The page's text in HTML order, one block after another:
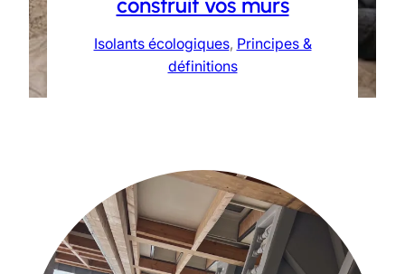
Isolants écologiques, Principes &
définitions